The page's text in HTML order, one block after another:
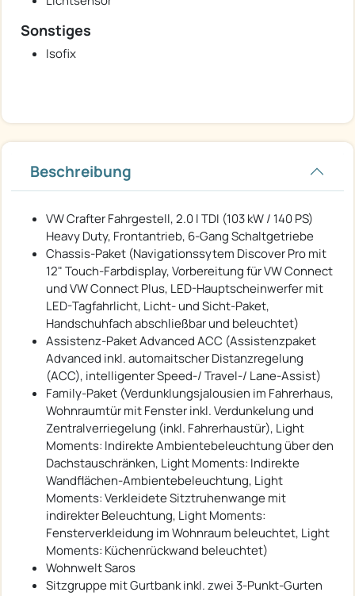
Sonstiges
Isofix
Beschreibung
VW Crafter Fahrgestell, 2.0 l TDI (103 kW / 140 PS)
Heavy Duty, Frontantrieb, 6-Gang Schaltgetriebe
Chassis-Paket (Navigationssytem Discover Pro mit
12" Touch-Farbdisplay, Vorbereitung für VW Connect
und VW Connect Plus, LED-Hauptscheinwerfer mit
LED-Tagfahrlicht, Licht- und Sicht-Paket,
Handschuhfach abschließbar und beleuchtet)
Assistenz-Paket Advanced ACC (Assistenzpaket
Advanced inkl. automaitscher Distanzregelung
(ACC), intelligenter Speed-/ Travel-/ Lane-Assist)
Family-Paket (Verdunklungsjalousien im Fahrerhaus,
Wohnraumtür mit Fenster inkl. Verdunkelung und
Zentralverriegelung (inkl. Fahrerhaustür), Light
Moments: Indirekte Ambientebeleuchtung über den
Dachstauschränken, Light Moments: Indirekte
Wandflächen-Ambientebeleuchtung, Light
Moments: Verkleidete Sitztruhenwange mit
indirekter Beleuchtung, Light Moments:
Fensterverkleidung im Wohnraum beleuchtet, Light
Moments: Küchenrückwand beleuchtet)
Wohnwelt Saros
Sitzgruppe mit Gurtbank inkl. zwei 3-Punkt-Gurten